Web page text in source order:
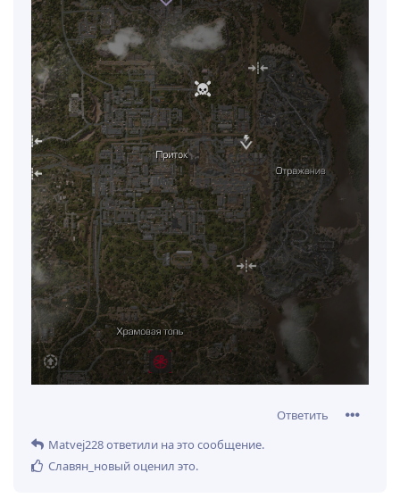
Ответить
Matvej228ответили на это сообщение.
Славян_новыйоценил это.